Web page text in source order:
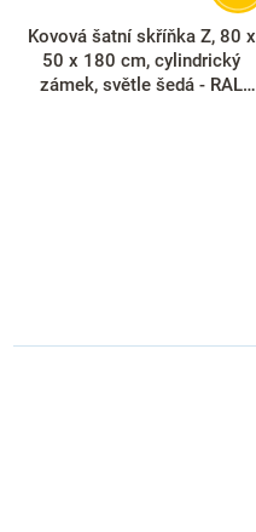
Kovová šatní skříňka Z, 80 x
50 x 180 cm, cylindrický
zámek, světle šedá - RAL